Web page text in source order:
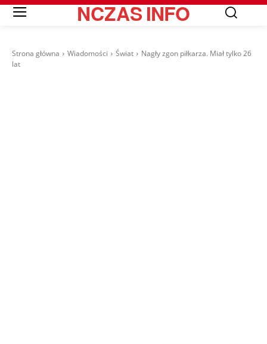
NCZASINFO
Strona główna Wiadomości Świat
Nagły zgon piłkarza. Miał tylko 26
lat